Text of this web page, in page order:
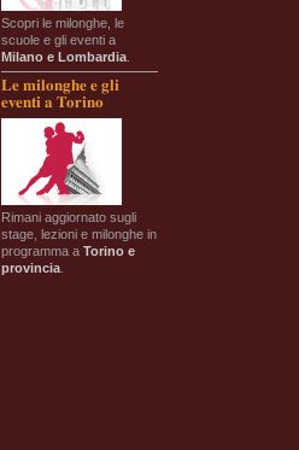
Scopri le milonghe, le
scuole e gli eventi a
Milano e Lombardia
Le milonghe e gli
eventi a Torino
Rimani aggiornato sugli
stage, lezioni e milonghe in
programma a Torino e
provincia